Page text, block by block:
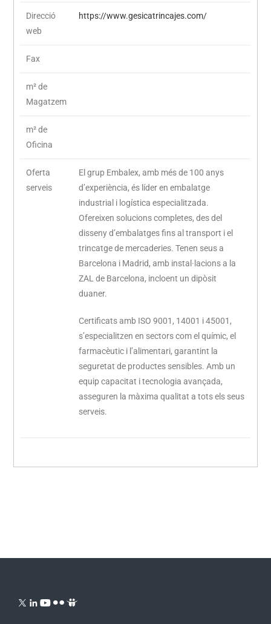
Direcció
web
https://www.gesicatrincajes.com/
Fax
m² de
Magatzem
m² de
Oficina
Oferta
serveis
El grup Embalex, amb més de 100 anys
d’experiència, és líder en embalatge
industrial i logística especialitzada.
Ofereixen solucions completes, des del
disseny d’embalatges fins al transport i el
trincatge de mercaderies. Tenen seus a
Barcelona i Madrid, amb instal·lacions a la
ZAL de Barcelona, ​​incloent un dipòsit
duaner.
Certificats amb ISO 9001, 14001 i 45001,
s’especialitzen en sectors com el químic, el
farmacèutic i l’alimentari, garantint la
seguretat de productes sensibles. Amb un
equip capacitat i tecnologia avançada,
asseguren la màxima qualitat a tots els seus
serveis.